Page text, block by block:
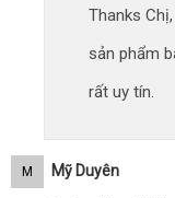
Thanks
sản phẩm
rất uy tín.
M Mỹ Duyên